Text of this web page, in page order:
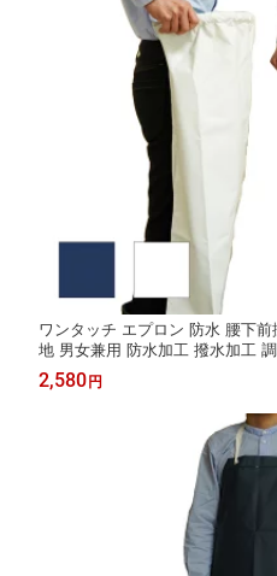
ワンタッチ エプロン 防水 腰下
地 男女兼用 防水加工 撥水加工
ロン フィット 前掛 ワンタッチ前
製 マルイワ 丸岩産業 かっぱ日和
2,580 円